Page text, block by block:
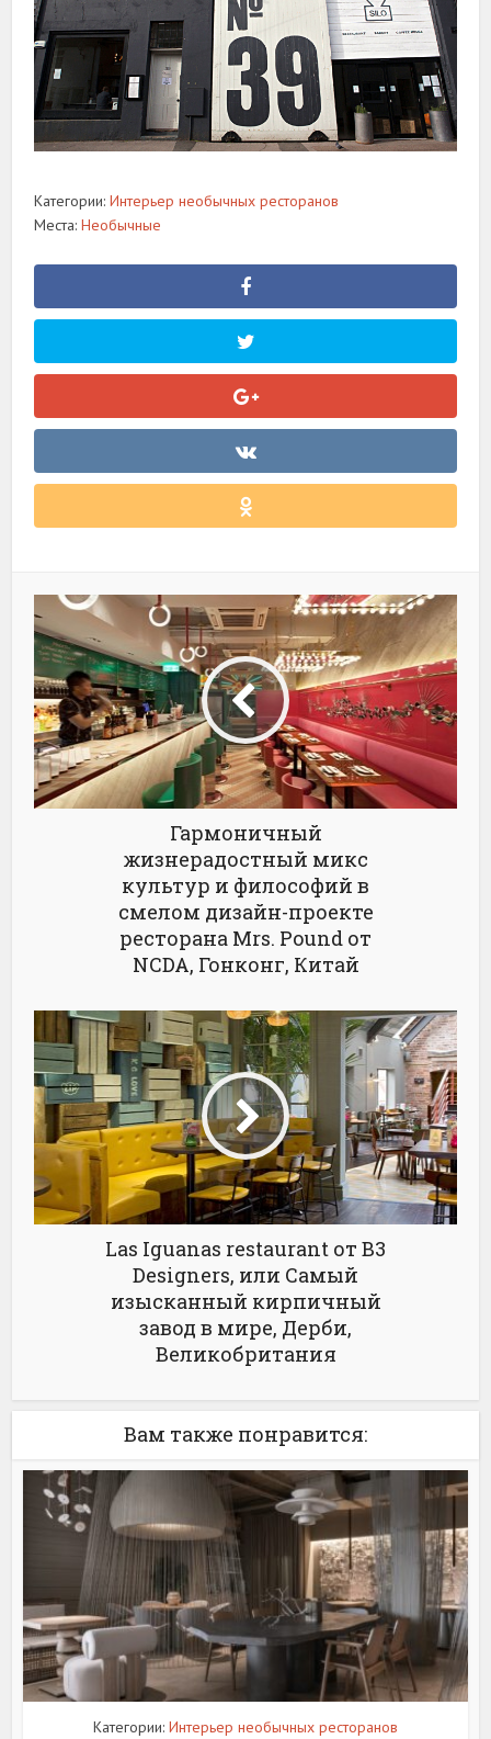
Категории:Интерьер необычных ресторанов
Места:Необычные
Гармоничный
жизнерадостный микс
культур и философий в
смелом дизайн-проекте
ресторана Mrs. Pound от
NCDA, Гонконг, Китай
Las Iguanas restaurant от B3
Designers, или Самый
изысканный кирпичный
завод в мире, Дерби,
Великобритания
Вам также понравится:
Категории: Интерьер необычных ресторанов